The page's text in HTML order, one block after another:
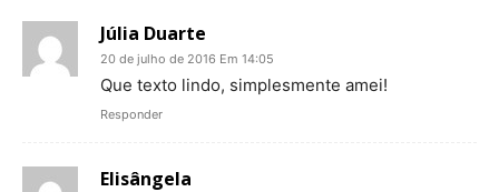
Júlia Duarte
20 de julho de 2016 Em 14:05
Que texto lindo, simplesmente amei!
Responder
Elisângela